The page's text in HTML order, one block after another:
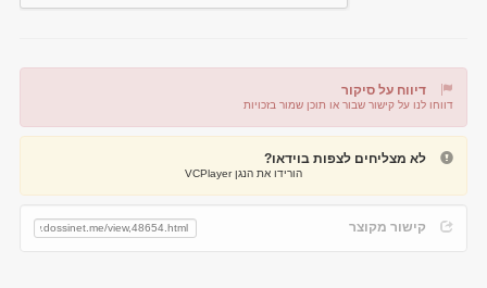
דיווח על סיקור
דווחו לנו על קישור שבור או תוכן שמור בזכויות
דיווח על קישור שבור
לא מצליחים לצפות בוידאו?
הורידו את הנגן VCPlayer
קישור מקוצר